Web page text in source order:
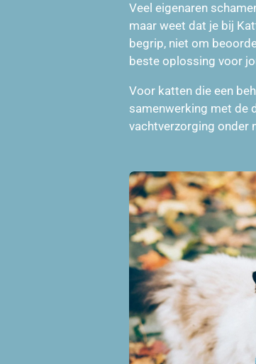
Veel eigenaren
maar weet dat je bij
begrip, niet om
beste oplossing voor
Voor katten die een
samenwerking met de
vachtverzorging onder